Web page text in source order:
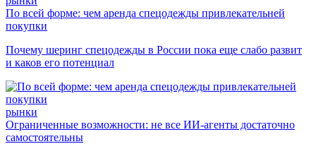
По всей форме: чем аренда спецодежды привлекательней
покупки
Почему шеринг спецодежды в России пока еще слабо развит
и каков его потенциал
рынки
Ограниченные возможности: не все ИИ-агенты достаточно
самостоятельны